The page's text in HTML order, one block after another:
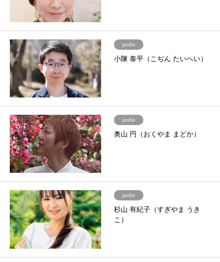
profile
小陳 泰平（こぢん たいへい）
profile
奥山 円（おくやま まどか）
profile
杉山 有紀子（すぎやま うき
こ）